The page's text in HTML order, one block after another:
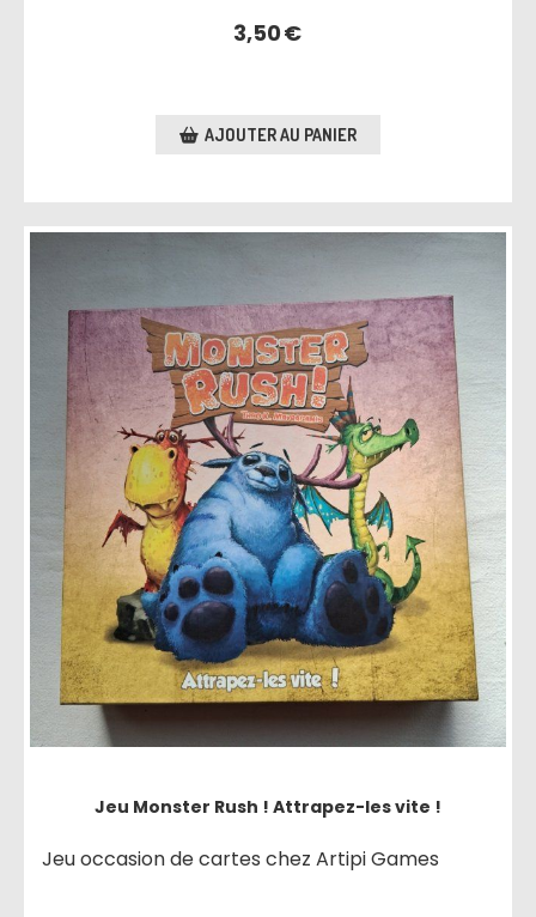
3,50€
AJOUTER AU PANIER
Jeu Monster Rush ! Attrapez-les vite !
Jeu occasion de cartes chez Artipi Games